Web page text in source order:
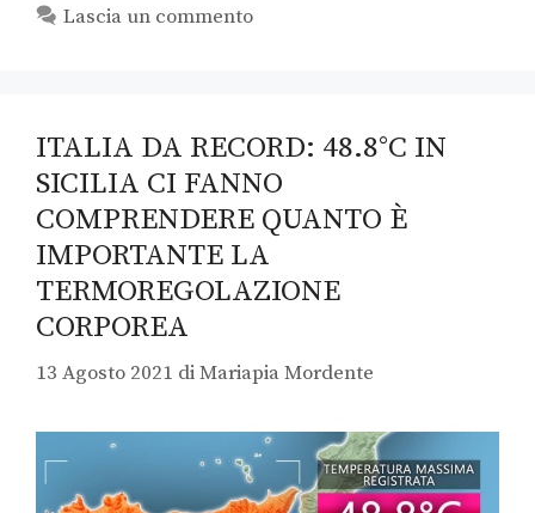
Lascia un commento
ITALIA DA RECORD: 48.8°C IN
SICILIA CI FANNO
COMPRENDERE QUANTO È
IMPORTANTE LA
TERMOREGOLAZIONE
CORPOREA
13 Agosto 2021 diMariapia Mordente